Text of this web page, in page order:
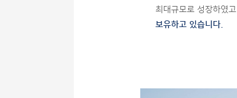
최대규모로 성장하였고
보유하고 있습니다.